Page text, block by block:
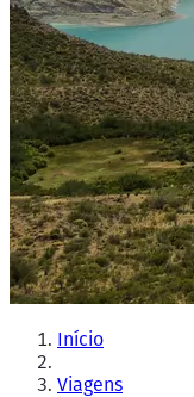
Início
Viagens